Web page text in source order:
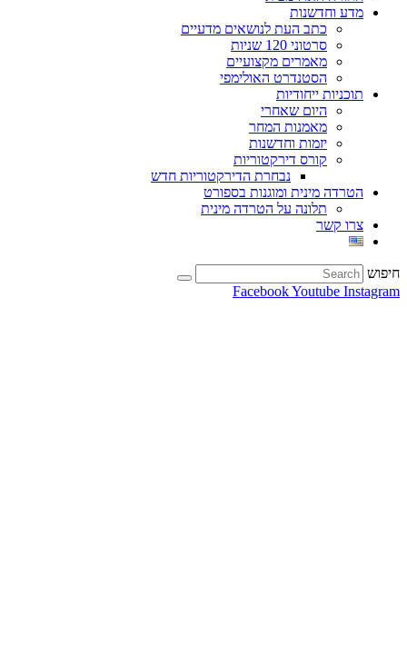
מדע וחדשנות
כתב העת לנושאים מדעיים
סרטוני 120 שניות
מאמרים מקצועיים
הסטנדרט האולימפי
תוכניות ייחודיות
היום שאחרי
מאמנות המחר
יזמות וחדשנות
קורס דירקטוריות
נבחרת הדירקטוריות חדש
הטרדה מינית ומוגנות בספורט
תלונה על הטרדה מינית
צרו קשר
חיפוש
FacebookYoutube Instagram